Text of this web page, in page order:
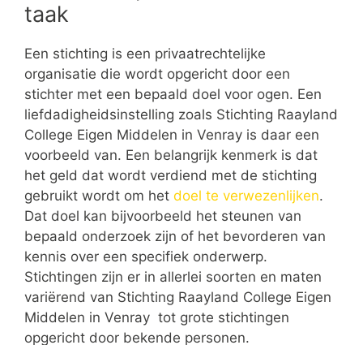
taak
Een stichting is een privaatrechtelijke
organisatie die wordt opgericht door een
stichter met een bepaald doel voor ogen. Een
liefdadigheidsinstelling zoals Stichting Raayland
College Eigen Middelen in Venray is daar een
voorbeeld van. Een belangrijk kenmerk is dat
het geld dat wordt verdiend met de stichting
gebruikt wordt om het doel te verwezenlijken.
Dat doel kan bijvoorbeeld het steunen van
bepaald onderzoek zijn of het bevorderen van
kennis over een specifiek onderwerp.
Stichtingen zijn er in allerlei soorten en maten
variërend van Stichting Raayland College Eigen
Middelen in Venray tot grote stichtingen
opgericht door bekende personen.